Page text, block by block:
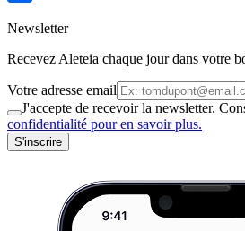
Newsletter
Recevez Aleteia chaque jour dans votre
Votre adresse email
J'accepte de recevoir la newsletter.
confidentialité pour en savoir plus.
S'inscrire